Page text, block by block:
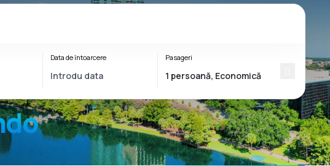
Data de întoarcere Pasageri